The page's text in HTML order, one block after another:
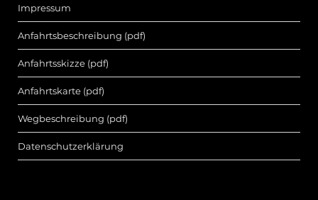
Impressum
Anfahrtsbeschreibung (pdf)
Anfahrtsskizze (pdf)
Anfahrtskarte (pdf)
Wegbeschreibung (pdf)
Datenschutzerklärung